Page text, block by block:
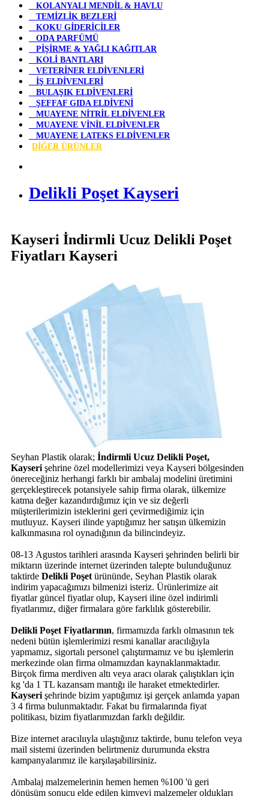
KOLANYALI MENDİL & HAVLU
TEMİZLİK BEZLERİ
KOKU GİDERİCİLER
ODA PARFÜMÜ
PİŞİRME & YAĞLI KAĞITLAR
KOLİ BANTLARI
VETERİNER ELDİVENLERİ
İŞ ELDİVENLERİ
BULAŞIK ELDİVENLERİ
ŞEFFAF GIDA ELDİVENİ
MUAYENE NİTRİL ELDİVENLER
MUAYENE VİNİL ELDİVENLER
MUAYENE LATEKS ELDİVENLER
DİĞER ÜRÜNLER
Delikli Poşet Kayseri
Kayseri İndirmli Ucuz Delikli Poşet
Fiyatları Kayseri
Seyhan Plastik olarak; İndirmli Ucuz Delikli Poşet,
Kayseri şehrine özel modellerimizi veya Kayseri bölgesinden
önereceğiniz herhangi farklı bir ambalaj modelini üretimini
gerçekleştirecek potansiyele sahip firma olarak, ülkemize
katma değer kazandırdığımız için ve siz değerli
müşterilerimizin isteklerini geri çevirmediğimiz için
mutluyuz. Kayseri ilinde yaptığımız her satışın ülkemizin
kalkınmasına rol oynadığının da bilincindeyiz.
08-13 Agustos tarihleri arasında Kayseri şehrinden belirli bir
miktarın üzerinde internet üzerinden talepte bulunduğunuz
taktirde Delikli Poşet ürününde, Seyhan Plastik olarak
indirim yapacağımızı bilmenizi isteriz. Ürünlerimize ait
fiyatlar güncel fiyatlar olup, Kayseri iline özel indirimli
fiyatlarımız, diğer firmalara göre farklılık gösterebilir.
Delikli Poşet Fiyatlarının, firmamızda farklı olmasının tek
nedeni bütün işlemlerimizi resmi kanallar aracılığıyla
yapmamız, sigortalı personel çalıştırmamız ve bu işlemlerin
merkezinde olan firma olmamızdan kaynaklanmaktadır.
Birçok firma merdiven altı veya aracı olarak çalıştıkları için
kg 'da 1 TL kazansam mantığı ile haraket etmektedirler.
Kayseri şehrinde bizim yaptığımız işi gerçek anlamda yapan
3 4 firma bulunmaktadır. Fakat bu firmalarında fiyat
politikası, bizim fiyatlarımızdan farklı değildir.
Bize internet aracılııyla ulaştığınız taktirde, bunu telefon veya
mail sistemi üzerinden belirtmeniz durumunda ekstra
kampanyalarımız ile karşılaşabilirsiniz.
Ambalaj malzemelerinin hemen hemen %100 'ü geri
dönüşüm sonucu elde edilen kimyevi malzemeler oldukları